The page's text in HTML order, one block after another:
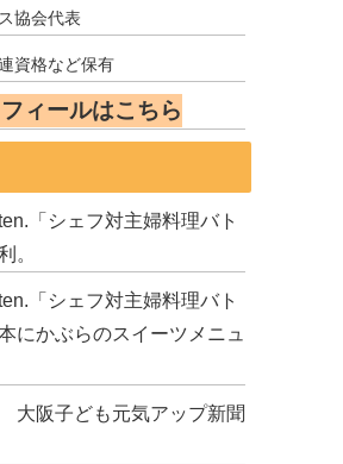
協会代表
資格など保有
ィールはこちら
「シェフ対主婦料理バト
。
「シェフ対主婦料理バト
にかぶらのスイーツメニュ
大阪子ども元気アップ新聞